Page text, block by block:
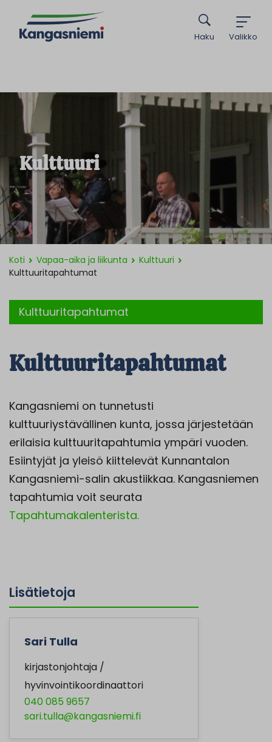
Valikko
Haku
Kulttuuri
Koti Vapaa-aika ja liikunta
Kulttuuri
Kulttuuritapahtumat
Kulttuuritapahtumat
Kulttuuritapahtumat
Kangasniemi on tunnetusti
kulttuuriystävällinen kunta, jossa järjestetään
erilaisia kulttuuritapahtumia ympäri vuoden.
Esiintyjät ja yleisö kiittelevät Kunnantalon
Kangasniemi-salin akustiikkaa. Kangasniemen
tapahtumia voit seurata
Tapahtumakalenterista.
Lisätietoja
Sari Tulla
kirjastonjohtaja /
hyvinvointikoordinaattori
040 085 9657
sari.tulla@kangasniemi.fi